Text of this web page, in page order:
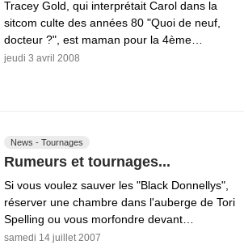
Tracey Gold, qui interprétait Carol dans la
sitcom culte des années 80 "Quoi de neuf,
docteur ?", est maman pour la 4ème…
jeudi 3 avril 2008
News - Tournages
Rumeurs et tournages...
Si vous voulez sauver les "Black Donnellys",
réserver une chambre dans l'auberge de Tori
Spelling ou vous morfondre devant…
samedi 14 juillet 2007